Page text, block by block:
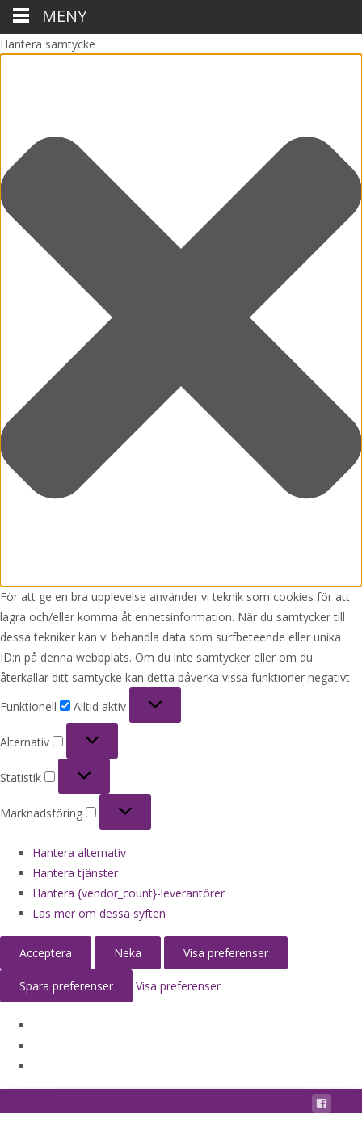
Hantera samtycke
För att ge en bra upplevelse använder vi teknik som cookies för att
lagra och/eller komma åt enhetsinformation. När du samtycker till
dessa tekniker kan vi behandla data som surfbeteende eller unika
ID:n på denna webbplats. Om du inte samtycker eller om du
återkallar ditt samtycke kan detta påverka vissa funktioner negativt.
Funktionell
Alltid aktiv
Alternativ
Statistik
Marknadsföring
Hantera alternativ
Hantera tjänster
Hantera {vendor_count}-leverantörer
Läs mer om dessa syften
Acceptera Neka Visa preferenser
Spara preferenser Visa preferenser
MENY